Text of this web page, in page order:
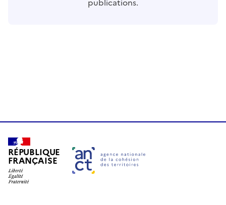
publications.
RÉPUBLIQUE
FRANÇAISE